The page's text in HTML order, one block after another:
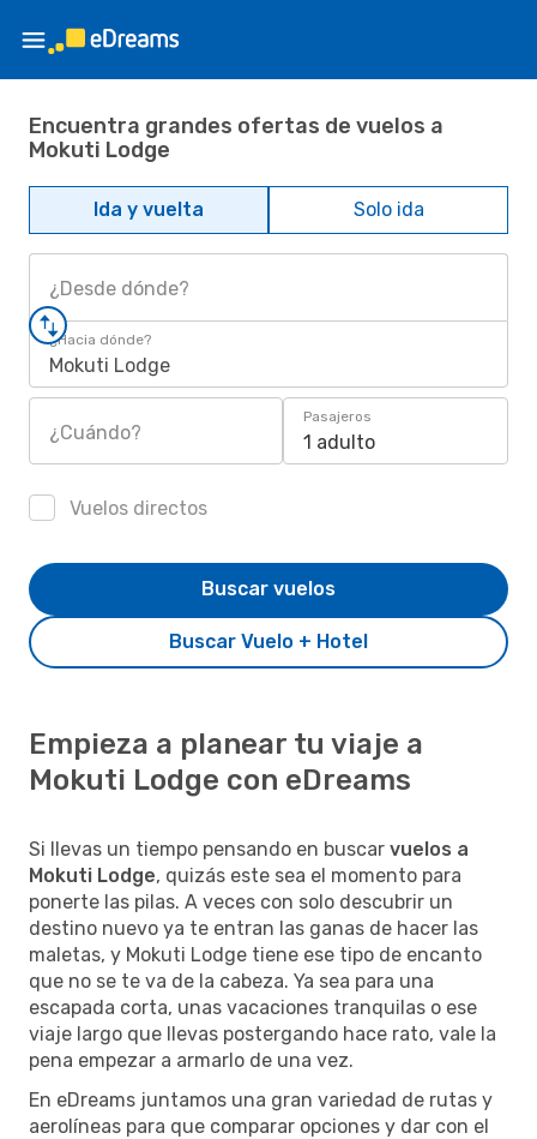
Encuentra grandes ofertas de vuelos a
Mokuti Lodge
Ida y vuelta Solo ida
¿Desde dónde?
¿Hacia dónde?
Mokuti Lodge
¿Cuándo?
Pasajeros
1 adulto
Vuelos directos
Buscar Vuelo + Hotel
Buscar vuelos
Empieza a planear tu viaje a
Mokuti Lodge con eDreams
Si llevas un tiempo pensando en buscar vuelos a
Mokuti Lodge, quizás este sea el momento para
ponerte las pilas. A veces con solo descubrir un
destino nuevo ya te entran las ganas de hacer las
maletas, y Mokuti Lodge tiene ese tipo de encanto
que no se te va de la cabeza. Ya sea para una
escapada corta, unas vacaciones tranquilas o ese
viaje largo que llevas postergando hace rato, vale la
pena empezar a armarlo de una vez.
En eDreams juntamos una gran variedad de rutas y
aerolíneas para que comparar opciones y dar con el